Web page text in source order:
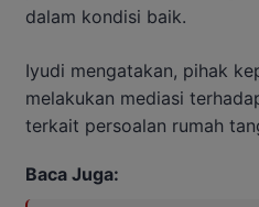
dalam kondisi baik.
Iyudi mengatakan, pihak
melakukan mediasi
terkait persoalan rumah
Baca Juga: